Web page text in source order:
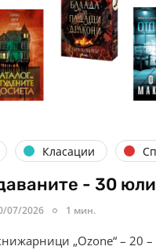
Класации
- 30
07/2026 1 мин.
„Ozone“ – 20